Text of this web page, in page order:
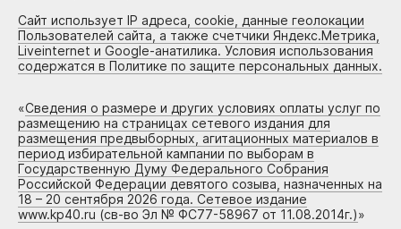
Сайт использует IP адреса, cookie, данные геолокации
Пользователей сайта, а также счетчики Яндекс.Метрика,
Liveinternet и Google-анатилика. Условия использования
содержатся в Политике по защите персональных данных.
«Сведения о размере и других условиях оплаты услуг по
размещению на страницах сетевого издания для
размещения предвыборных, агитационных материалов в
период избирательной кампании по выборам в
Государственную Думу Федерального Собрания
Российской Федерации девятого созыва, назначенных на
18 – 20 сентября 2026 года. Сетевое издание
www.kp40.ru (св-во Эл № ФС77-58967 от 11.08.2014г.)»